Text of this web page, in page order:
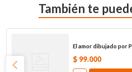
También te
El amor dibujado por
$ 99.000